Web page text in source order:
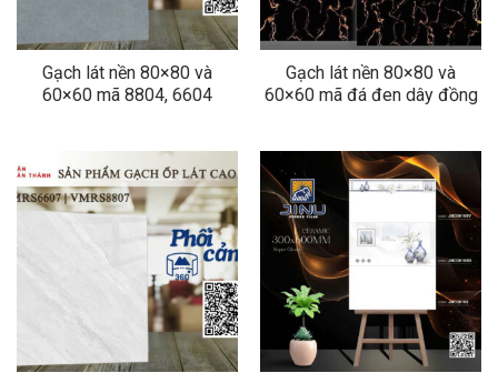
Gạch lát nền 80×80 và
60×60 mã 8804, 6604
Gạch lát nền 80×80 và
60×60 mã đá đen dây đồng